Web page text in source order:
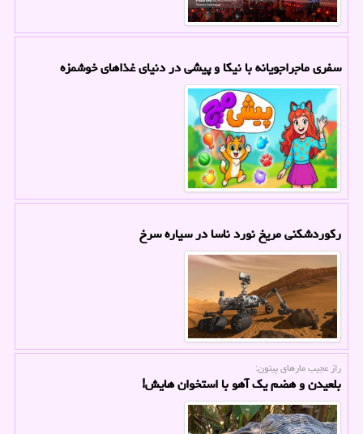
سفری ماجراجویانه با نیکا و پیشی در دنیای غذاهای خوشمزه
رکوردشکنی مریخ نورد ناسا در سیاره سرخ
راز عجیب مارهای پیتون:
بلعیدن و هضم یک آهو با استخوان هایش!